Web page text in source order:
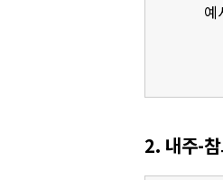
예
2. 내주-